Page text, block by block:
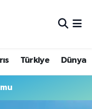
Türkiye Dünya